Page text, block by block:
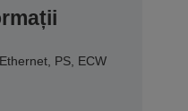
PS, ECW